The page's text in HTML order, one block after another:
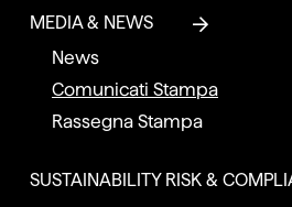
MEDIA & NEWS
News
Comunicati Stampa
Rassegna Stampa
SUSTAINABILITY RISK &